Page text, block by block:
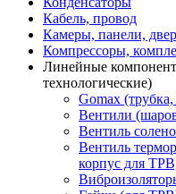
Кабель, провод
Камеры, панели,
Компрессоры,
Линейные
технологические)
Gomax
Вентили
Вентиль
Вентиль
корпус для